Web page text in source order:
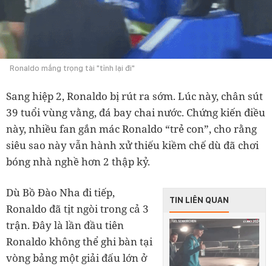
Ronaldo mắng trọng tài "tỉnh lại đi"
Sang hiệp 2, Ronaldo bị rút ra sớm. Lúc này, chân sút
39 tuổi vùng vằng, đá bay chai nước. Chứng kiến điều
này, nhiều fan gắn mác Ronaldo “trẻ con”, cho rằng
siêu sao này vẫn hành xử thiếu kiềm chế dù đã chơi
bóng nhà nghề hơn 2 thập kỷ.
TIN LIÊN QUAN
Dù Bồ Đào Nha đi tiếp,
Ronaldo đã tịt ngòi trong cả 3
trận. Đây là lần đầu tiên
Ronaldo không thể ghi bàn tại
vòng bảng một giải đấu lớn ở